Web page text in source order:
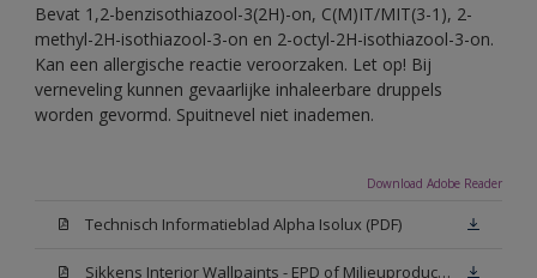
Bevat 1,2-benzisothiazool-3(2H)-on, C(M)IT/MIT(3-1), 2-
methyl-2H-isothiazool-3-on en 2-octyl-2H-isothiazool-3-on.
Kan een allergische reactie veroorzaken. Let op! Bij
verneveling kunnen gevaarlijke inhaleerbare druppels
worden gevormd. Spuitnevel niet inademen.
Download Adobe Reader
Technisch Informatieblad Alpha Isolux (PDF)
Sikkens Interior Wallpaints - EPD of Milieuproductverklaring